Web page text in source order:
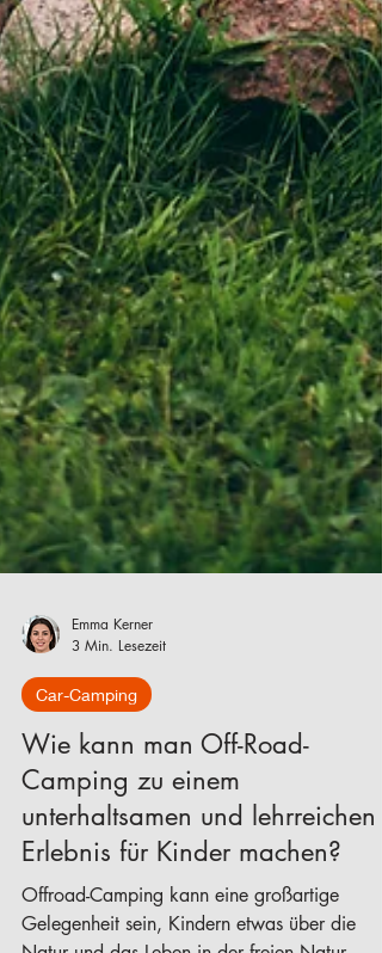
Emma Kerner
3 Min. Lesezeit
Car-Camping
Wie kann man Off-Road-
Camping zu einem
unterhaltsamen und lehrreichen
Erlebnis für Kinder machen?